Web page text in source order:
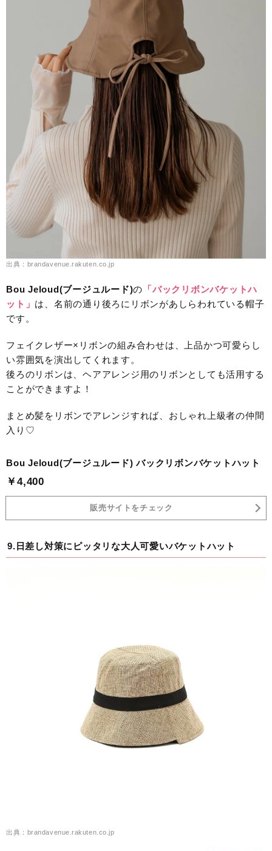
出典：brandavenue.rakuten.co.jp
Bou Jeloud(ブージュルード)の 「バックリボンバケットハ
ット」 は、名前の通り後ろにリボンがあしらわれている帽子
です。
フェイクレザー×リボンの組み合わせは、上品かつ可愛らし
い雰囲気を演出してくれます。
後ろのリボンは、ヘアアレンジ用のリボンとしても活用する
ことができますよ！
まとめ髪をリボンでアレンジすれば、おしゃれ上級者の仲間
入り♡
Bou Jeloud(ブージュルード) バックリボンバケットハット
￥4,400
販売サイトをチェック
9.日差し対策にピッタリな大人可愛いバケットハット
出典：brandavenue.rakuten.co.jp